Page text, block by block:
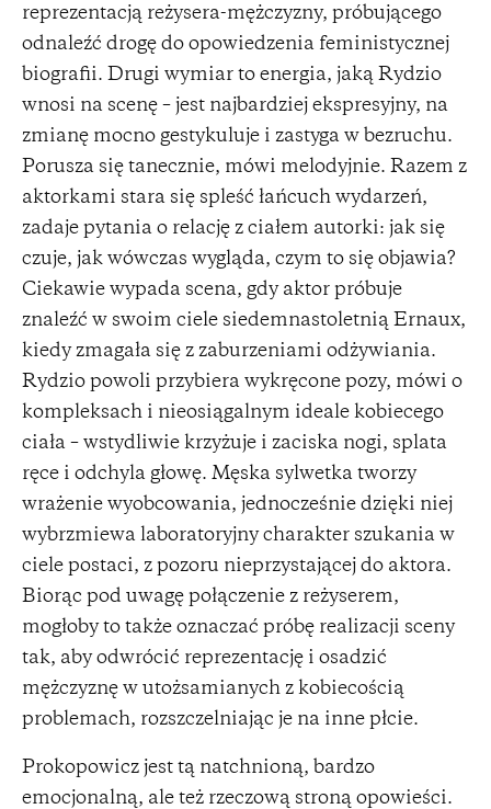
reprezentacją reżysera-mężczyzny, próbującego
odnaleźć drogę do opowiedzenia feministycznej
biografii. Drugi wymiar to energia, jaką Rydzio
wnosi na scenę – jest najbardziej ekspresyjny, na
zmianę mocno gestykuluje i zastyga w bezruchu.
Porusza się tanecznie, mówi melodyjnie. Razem z
aktorkami stara się spleść łańcuch wydarzeń,
zadaje pytania o relację z ciałem autorki: jak się
czuje, jak wówczas wygląda, czym to się objawia?
Ciekawie wypada scena, gdy aktor próbuje
znaleźć w swoim ciele siedemnastoletnią Ernaux,
kiedy zmagała się z zaburzeniami odżywiania.
Rydzio powoli przybiera wykręcone pozy, mówi o
kompleksach i nieosiągalnym ideale kobiecego
ciała – wstydliwie krzyżuje i zaciska nogi, splata
ręce i odchyla głowę. Męska sylwetka tworzy
wrażenie wyobcowania, jednocześnie dzięki niej
wybrzmiewa laboratoryjny charakter szukania w
ciele postaci, z pozoru nieprzystającej do aktora.
Biorąc pod uwagę połączenie z reżyserem,
mogłoby to także oznaczać próbę realizacji sceny
tak, aby odwrócić reprezentację i osadzić
mężczyznę w utożsamianych z kobiecością
problemach, rozszczelniając je na inne płcie.
Prokopowicz jest tą natchnioną, bardzo
emocjonalną, ale też rzeczową stroną opowieści.